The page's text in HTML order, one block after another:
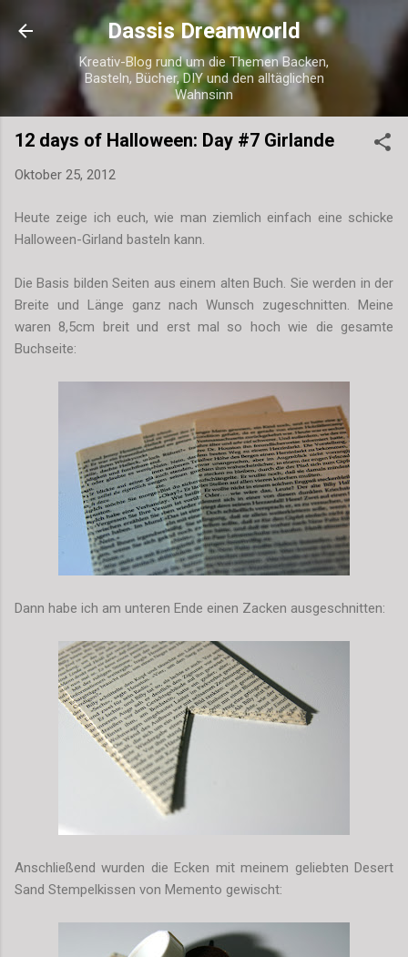
Direkt zum Hauptbereich
Dassis Dreamworld
Kreativ-Blog rund um die Themen Backen,
Basteln, Bücher, DIY und den alltäglichen
Wahnsinn
12 days of Halloween: Day #7 Girlande
Oktober 25, 2012
Heute zeige ich euch, wie man ziemlich einfach eine schicke
Halloween-Girland basteln kann.
Die Basis bilden Seiten aus einem alten Buch. Sie werden in der
Breite und Länge ganz nach Wunsch zugeschnitten. Meine
waren 8,5cm breit und erst mal so hoch wie die gesamte
Buchseite:
Dann habe ich am unteren Ende einen Zacken ausgeschnitten:
Anschließend wurden die Ecken mit meinem geliebten Desert
Sand Stempelkissen von Memento gewischt: